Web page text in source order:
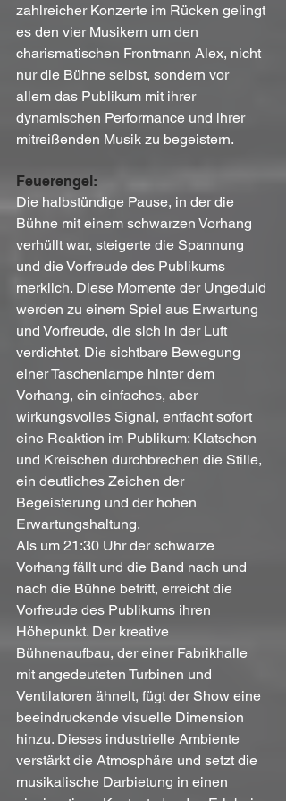
zahlreicher Konzerte im Rücken gelingt
es den vier Musikern um den
charismatischen Frontmann Alex, nicht
nur die Bühne selbst, sondern vor
allem das Publikum mit ihrer
dynamischen Performance und ihrer
mitreißenden Musik zu begeistern.
Feuerengel:
Die halbstündige Pause, in der die
Bühne mit einem schwarzen Vorhang
verhüllt war, steigerte die Spannung
und die Vorfreude des Publikums
merklich. Diese Momente der Ungeduld
werden zu einem Spiel aus Erwartung
und Vorfreude, die sich in der Luft
verdichtet. Die sichtbare Bewegung
einer Taschenlampe hinter dem
Vorhang, ein einfaches, aber
wirkungsvolles Signal, entfacht sofort
eine Reaktion im Publikum: Klatschen
und Kreischen durchbrechen die Stille,
ein deutliches Zeichen der
Begeisterung und der hohen
Erwartungshaltung.
Als um 21:30 Uhr der schwarze
Vorhang fällt und die Band nach und
nach die Bühne betritt, erreicht die
Vorfreude des Publikums ihren
Höhepunkt. Der kreative
Bühnenaufbau, der einer Fabrikhalle
mit angedeuteten Turbinen und
Ventilatoren ähnelt, fügt der Show eine
beeindruckende visuelle Dimension
hinzu. Dieses industrielle Ambiente
verstärkt die Atmosphäre und setzt die
musikalische Darbietung in einen